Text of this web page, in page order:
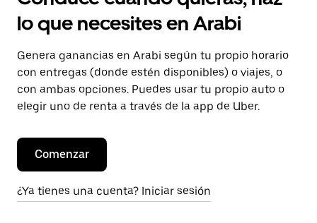
lo que necesites en Arabi
Genera ganancias en Arabi según tu propio horario
con entregas (donde estén disponibles) o viajes, o
con ambas opciones. Puedes usar tu propio auto o
elegir uno de renta a través de la app de Uber.
Comenzar
¿Ya tienes una cuenta? Iniciar sesión